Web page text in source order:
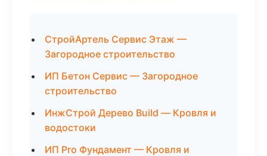
СтройАртель Сервис Этаж —
Загородное строительство
ИП Бетон Сервис — Загородное
строительство
ИнжСтрой Дерево Build — Кровля и
водостоки
ИП Pro Фундамент — Кровля и